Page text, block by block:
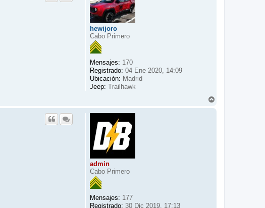
hewijoro
Cabo Primero
Mensajes: 170
Registrado: 04 Ene 2020, 14:09
Ubicación: Madrid
Jeep: Trailhawk
admin
Cabo Primero
Mensajes: 177
Registrado: 30 Dic 2019, 17:13